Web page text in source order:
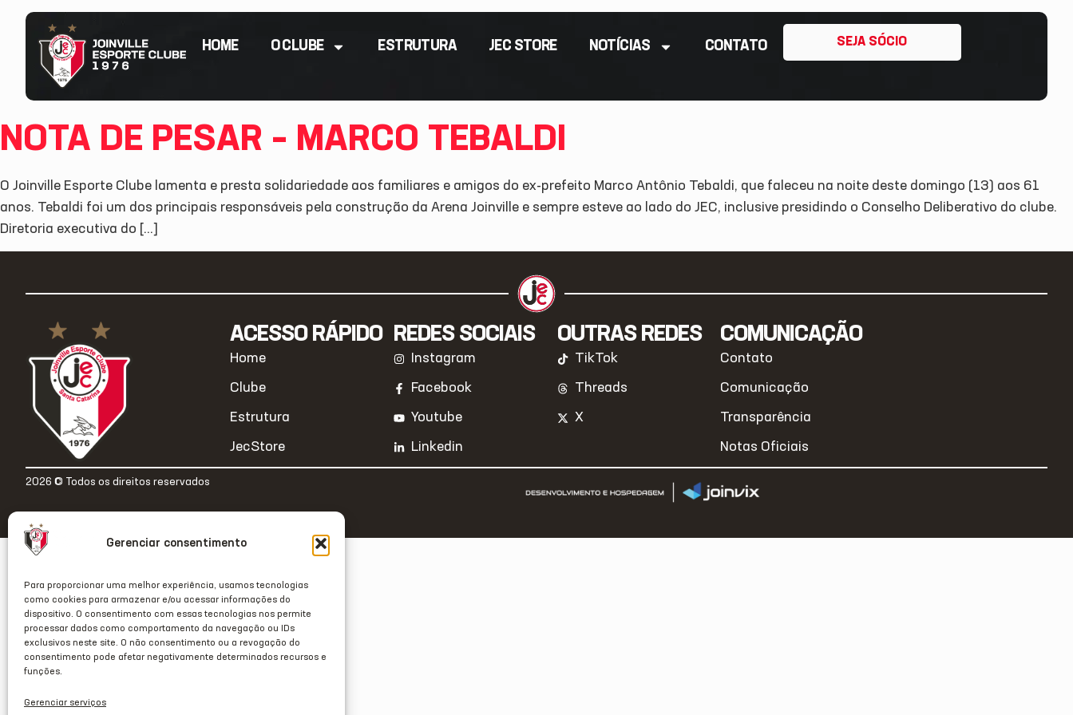
Gerenciar consentimento
Para proporcionar uma melhor experiência, usamos tecnologias
como cookies para armazenar e/ou acessar informações do
dispositivo. O consentimento com essas tecnologias nos permite
processar dados como comportamento da navegação ou IDs
exclusivos neste site. O não consentimento ou a revogação do
consentimento pode afetar negativamente determinados recursos e
funções.
Gerenciar serviços
HOME O CLUBE ESTRUTURA JEC STORE NOTÍCIAS CONTATO SEJA SÓCIO
NOTA DE PESAR – MARCO TEBALDI
O Joinville Esporte Clube lamenta e presta solidariedade aos familiares e amigos do ex-prefeito Marco Antônio Tebaldi, que faleceu na noite deste domingo (13) aos 61
anos. Tebaldi foi um dos principais responsáveis pela construção da Arena Joinville e sempre esteve ao lado do JEC, inclusive presidindo o Conselho Deliberativo do clube.
Diretoria executiva do […]
ACESSO RÁPIDO
Home
Clube
Estrutura
JecStore
REDES SOCIAIS
Instagram
Facebook
Youtube
Linkedin
OUTRAS REDES
TikTok
Threads
X
COMUNICAÇÃO
Contato
Comunicação
Transparência
Notas Oficiais
2026 © Todos os direitos reservados